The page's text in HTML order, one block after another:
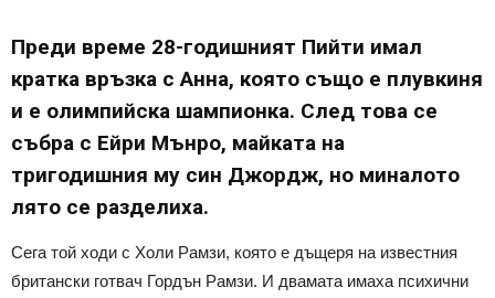
Преди време 28-годишният Пийти имал
кратка връзка с Анна, която също е плувкиня
и е олимпийска шампионка. След това се
събра с Ейри Мънро, майката на
тригодишния му син Джордж, но миналото
лято се разделиха.
Сега той ходи с Холи Рамзи, която е дъщеря на известния
британски готвач Гордън Рамзи. И двамата имаха психични